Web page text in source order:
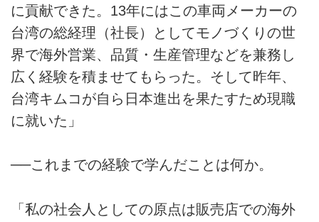
に貢献できた。13年にはこの車両メーカーの
台湾の総経理（社長）としてモノづくりの世
界で海外営業、品質・生産管理などを兼務し
広く経験を積ませてもらった。そして昨年、
台湾キムコが自ら日本進出を果たすため現職
に就いた」
──これまでの経験で学んだことは何か。
「私の社会人としての原点は販売店での海外